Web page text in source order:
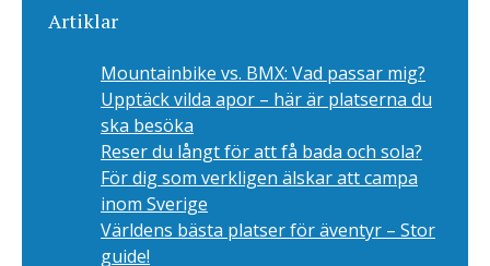
Artiklar
Mountainbike vs. BMX: Vad passar mig?
Upptäck vilda apor – här är platserna du
ska besöka
Reser du långt för att få bada och sola?
För dig som verkligen älskar att campa
inom Sverige
Världens bästa platser för äventyr – Stor
guide!